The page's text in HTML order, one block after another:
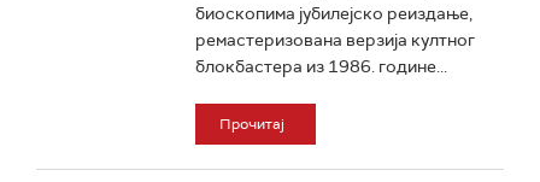
биоскопима јубилејско реиздање,
ремастеризована верзија култног
блокбастера из 1986. године...
Прочитај